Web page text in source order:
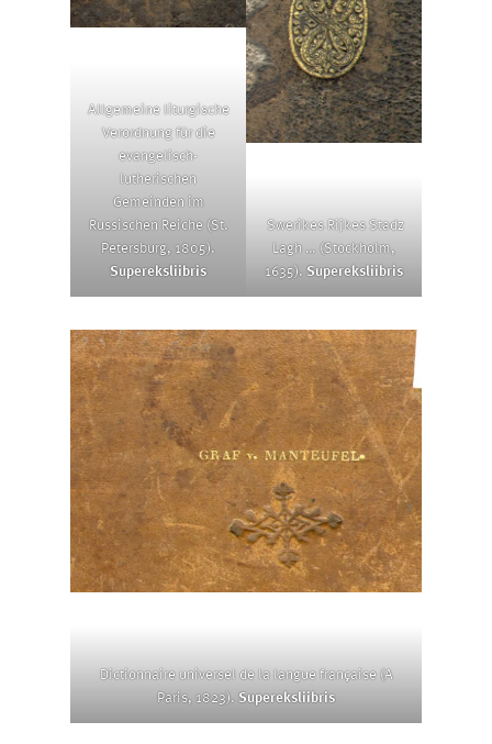
Allgemeine liturgische
Verordnung für die
evangelisch-
lutherischen
Gemeinden im
Russischen Reiche (St.
Petersburg, 1805).
Supereksliibris
Swerikes Rijkes Stadz
Lagh … (Stockholm,
1635).Supereksliibris
Dictionnaire universel de la langue française (A
Paris, 1823).Supereksliibris